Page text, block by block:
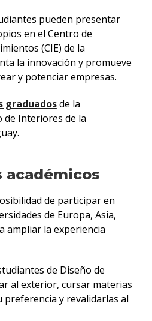
pueden presentar
en el Centro de
(CIE) de la
la innovación y promueve
y potenciar empresas.
graduadosde la
de Interiores de la
académicos
de participar en
de Europa, Asia,
ampliar la experiencia
de Diseño de
al exterior, cursar materias
preferencia y revalidarlas al